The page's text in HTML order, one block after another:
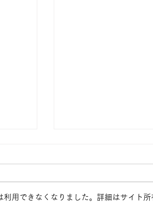
利用できなくなりました。詳細はサイト